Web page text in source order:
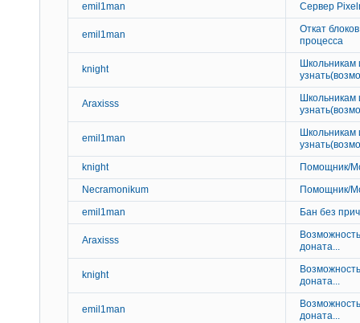
emil1man
Сервер
emil1man
Откат
процесса
knight
Школьникам
Araxisss
Школьникам
emil1man
Школьникам
knight
Помощник/
Necramonikum
Помощник/
emil1man
Бан без
Araxisss
доната...
knight
доната...
emil1man
доната...